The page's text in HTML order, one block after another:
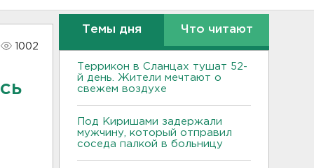
1002
Темы дня Что читают
Террикон в Сланцах тушат 52-
й день. Жители мечтают о
свежем воздухе
Под Киришами задержали
мужчину, который отправил
соседа палкой в больницу